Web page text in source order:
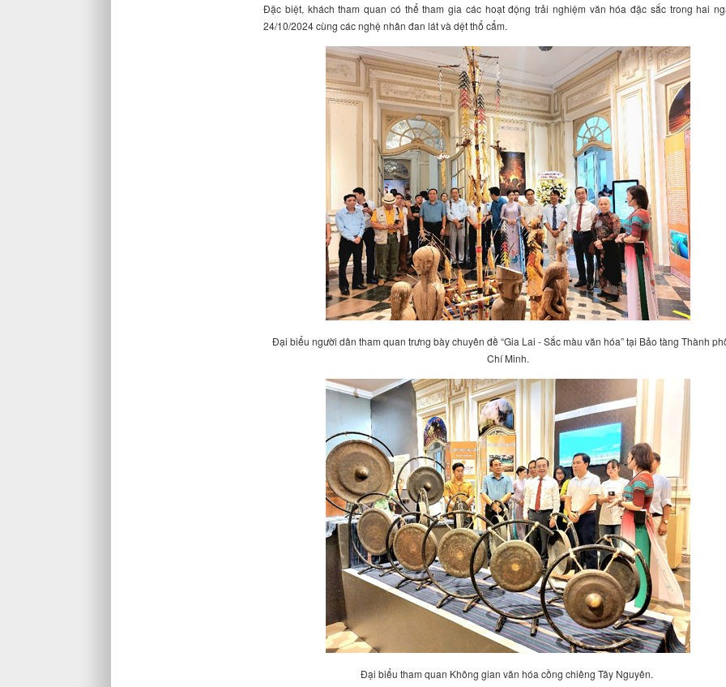
Đặc biệt, khách tham quan có thể tham gia các hoạt động trải nghiệm văn hóa đặc sắc trong hai
24/10/2024 cùng các nghệ nhân đan lát và dệt thổ cẩm.
Đại biểu người dân tham quan trưng bàychuyên đề “Gia Lai - Sắc màu văn hóa”tại Bảo tàng Thành
Chí Minh.
Đại biểu tham quan Không gian văn hóa cồng chiêng Tây Nguyên.